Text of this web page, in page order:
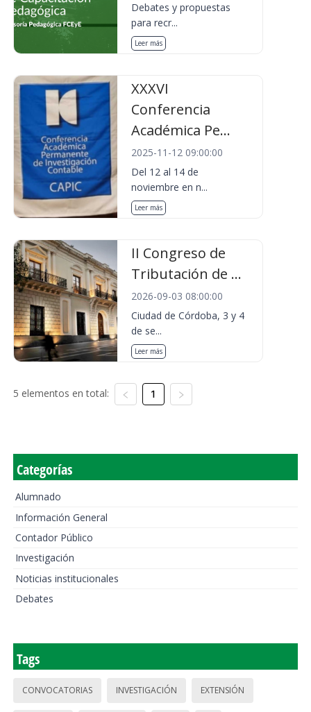
Debates y propuestas
para recr...
Leer más
XXXVI
Conferencia
Académica Pe...
2025-11-12 09:00:00
Del 12 al 14 de
noviembre en n...
Leer más
II Congreso de
Tributación de ...
2026-09-03 08:00:00
Ciudad de Córdoba, 3 y 4
de se...
Leer más
5 elementos en total: 1
Categorías
Alumnado
Información General
Contador Público
Investigación
Noticias institucionales
Debates
Tags
CONVOCATORIAS INVESTIGACIÓN EXTENSIÓN